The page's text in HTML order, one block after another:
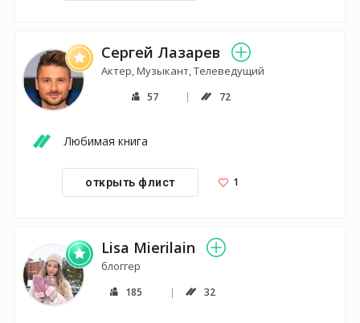
Сергей Лазарев
Актер, Музыкант, Телеведущий
57 72
Любимая книга
открыть флист 1
Lisa Mierilain
блоггер
185 32